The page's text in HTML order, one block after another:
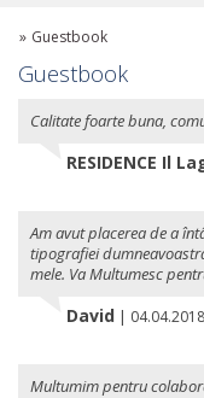
» Guestbook
Guestbook
Calitate foarte buna,
RESIDENCE Il
Am avut placerea de a
tipografiei
mele. Va Multumesc
David |
Multumim pentru